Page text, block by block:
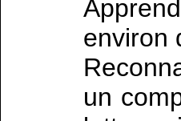
environ
un